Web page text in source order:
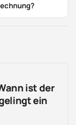
ist der
ein